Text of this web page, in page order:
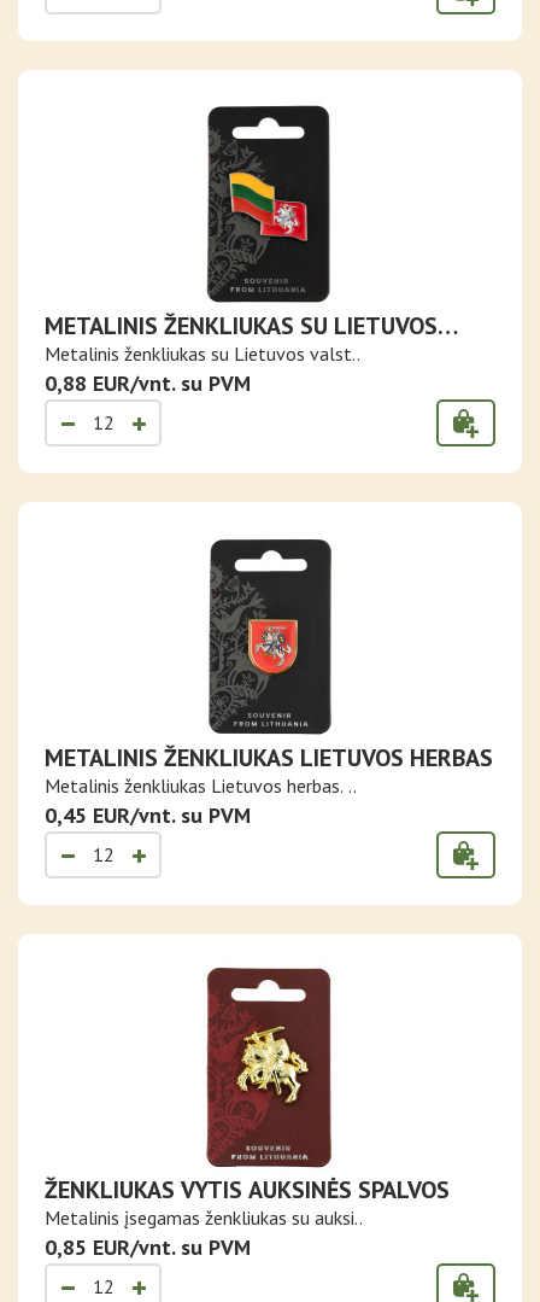
METALINIS ŽENKLIUKAS SU LIETUVOS
VĖLIAVA IR ISTORINE VĖLIAVA
Metalinis ženkliukas su Lietuvos valst..
0,88 EUR/vnt. su PVM
METALINIS ŽENKLIUKAS LIETUVOS HERBAS
Metalinis ženkliukas Lietuvos herbas. ..
0,45 EUR/vnt. su PVM
ŽENKLIUKAS VYTIS AUKSINĖS SPALVOS
Metalinis įsegamas ženkliukas su auksi..
0,85 EUR/vnt. su PVM